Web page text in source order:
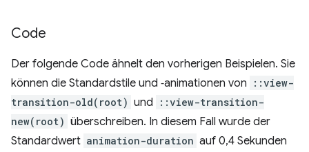
Code
Der folgende Code ähnelt den vorherigen Beispielen. Sie
können die Standardstile und ‑animationen von
::view-
transition-old(root) und
::view-transition-
new(root) überschreiben. In diesem Fall wurde der
Standardwert animation-duration auf 0,4 Sekunden